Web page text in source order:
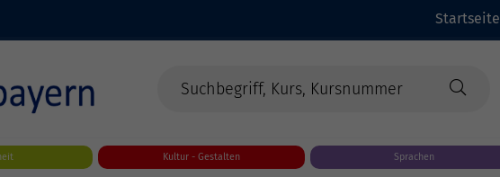
Startseite
Kultur - Gestalten Sprachen